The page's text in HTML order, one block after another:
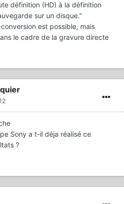
définition (HD) à la définition
sur un disque."
est possible, mais
le cadre de la gravure directe
Sony a t-il déja réalisé ce
?